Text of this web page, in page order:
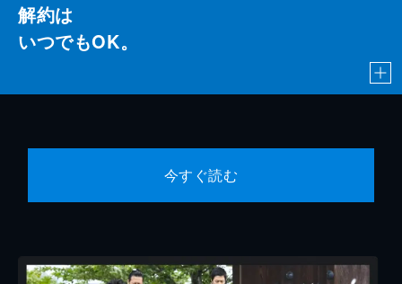
解約は
いつでもOK。
今すぐ読む